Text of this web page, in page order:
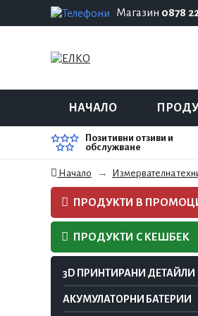
Магазин 0878
НАЧАЛО
Позитивни отзиви и
обслужване
Начало Измервателна
ПРОДУКТИ В
ПРОДУКТИ С КЕШБЕК
3D ПРИНТИРАНИ ДЕТАЙЛИ
АКУМУЛАТОРНИ БАТЕРИИ